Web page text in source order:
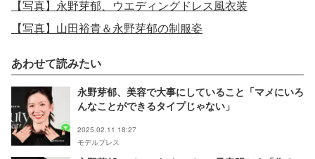
【写真】永野芽郁、ウエディングドレス風衣装
【写真】山田裕貴＆永野芽郁の制服姿
あわせて読みたい
永野芽郁、美容で大事にしていること「マメにいろ
んなことができるタイプじゃない」
2025.02.11 18:27
モデルプレス